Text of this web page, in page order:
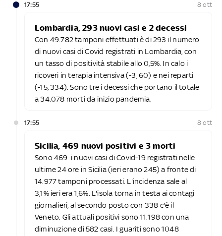
17:55 8 ott
Lombardia, 293 nuovi casi e 2 decessi
Con 49.782 tamponi effettuati è di 293 il numero
di nuovi casi di Covid registrati in Lombardia, con
un tasso di positività stabile allo 0,5%. In calo i
ricoveri in terapia intensiva (-3, 60) e nei reparti
(-15, 334). Sono tre i decessi che portano il totale
a 34.078 morti da inizio pandemia.
17:55 8 ott
Sicilia, 469 nuovi positivi e 3 morti
Sono 469 i nuovi casi di Covid-19 registrati nelle
ultime 24 ore in Sicilia (ieri erano 245) a fronte di
14.977 tamponi processati. L'incidenza sale al
3,1% ieri era 1,6%. L'isola torna in testa ai contagi
giornalieri, al secondo posto con 338 c'è il
Veneto. Gli attuali positivi sono 11.198 con una
diminuzione di 582 casi. I guariti sono 1048